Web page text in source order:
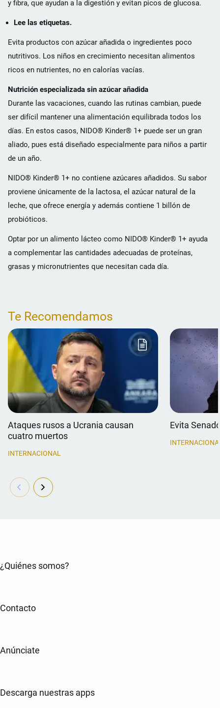
y fibra, que ayudan a la digestión y evitan picos de glucosa.
Lee las etiquetas.
Evita productos con azúcar añadida o ingredientes poco
nutritivos. Los niños en crecimiento necesitan alimentos
ricos en nutrientes, no en calorías vacías.
Nutrición especializada sin azúcar añadida
Durante las vacaciones, cuando las rutinas cambian, puede
ser difícil mantener una alimentación equilibrada todos los
días. En estos casos, NIDO® Kinder® 1+ puede ser un gran
aliado, pues está diseñado especialmente para niños a partir
de un año.
NIDO® Kinder® 1+ no contiene azúcares añadidos. Su sabor
proviene únicamente de la lactosa, el azúcar natural de la
leche, que ofrece energía y además contiene 1 billón de
probióticos.
Optar por un alimento lácteo como NIDO® Kinder® 1+ ayuda
a complementar las cantidades adecuadas de proteínas,
grasas y micronutrientes que necesitan cada día.
Te Recomendamos
Ataques rusos a Ucrania causan
cuatro muertos
INTERNACIONAL
Evita
¿Quiénes somos?
Contacto
Anúnciate
Descarga nuestras apps